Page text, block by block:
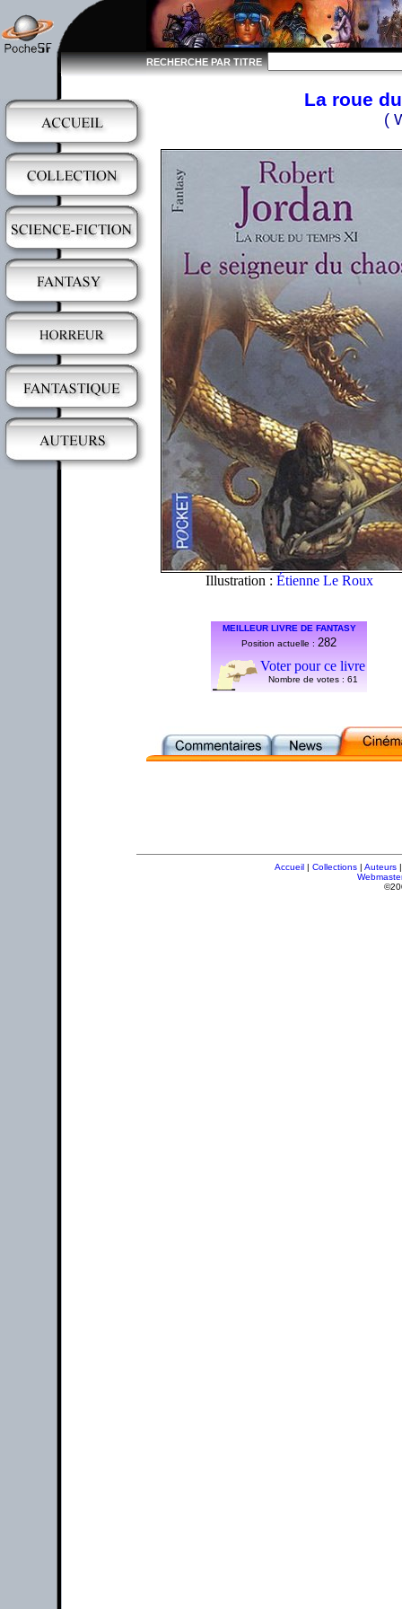
RECHERCHE PAR TITRE
La roue
(
Illustration : Étienne Le Roux
MEILLEUR LIVRE DE FANTASY
Position actuelle : 282
Voter pour ce livre
Nombre de votes : 61
Accueil | Collections | Auteurs